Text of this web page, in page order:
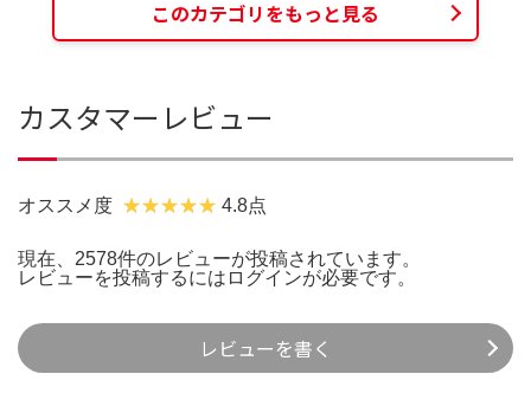
このカテゴリをもっと見る
カスタマーレビュー
オススメ度 4.8点
現在、2578件のレビューが投稿されています。
レビューを投稿するには ログインが必要です。
レビューを書く